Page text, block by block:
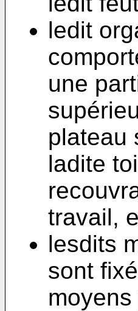
ledit
une
plateau
ladite
travail,
lesdits
sont